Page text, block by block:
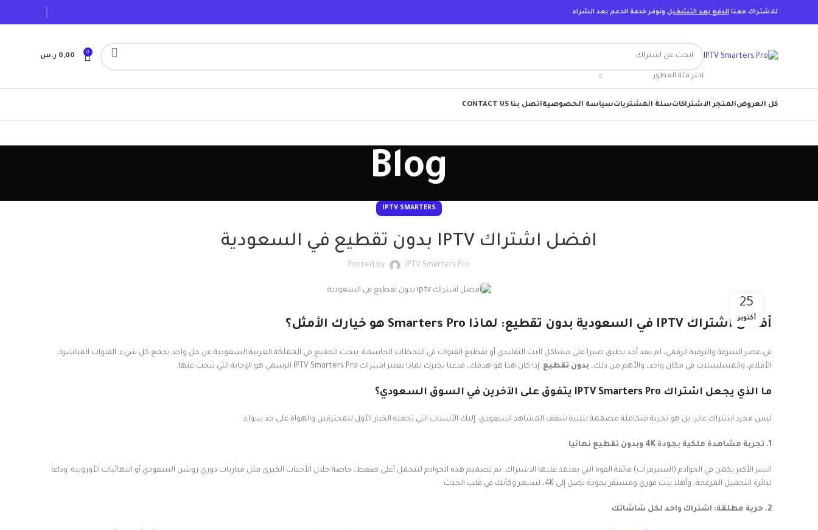
للاشتراك معنا الدفع بعد التشغيل ونوفر خدمة الدعم بعد الشراء
اختر فئة العطور
0
0,00 ر.س
كل العروضالمتجر الاشتراكاتسلة المشترياتسياسة الخصوصيةاتصل بنا CONTACT US
Blog
IPTV SMARTERS
افضل اشتراك IPTV بدون تقطيع في السعودية
Posted by IPTV Smarters Pro
25
أكتوبر
أفضل اشتراك IPTV في السعودية بدون تقطيع: لماذا Smarters Pro هو خيارك الأمثل؟
في عصر السرعة والترفيه الرقمي، لم يعد أحد يطيق صبرا على مشاكل البث التقليدي أو تقطيع القنوات في اللحظات الحاسمة. يبحث الجميع في المملكة العربية السعودية عن حل واحد يجمع كل شيء: القنوات المباشرة،
الأفلام، والمسلسلات في مكان واحد، والأهم من ذلك، بدون تقطيع. إذا كان هذا هو هدفك، فدعنا نخبرك لماذا يعتبر اشتراك IPTV Smarters Pro الرسمي هو الإجابة التي تبحث عنها.
ما الذي يجعل اشتراك IPTV Smarters Pro يتفوق على الآخرين في السوق السعودي؟
ليس مجرد اشتراك عابر، بل هو تجربة متكاملة مصممة لتلبية شغف المشاهد السعودي. إليك الأسباب التي تجعله الخيار الأول للمحترفين والهواة على حد سواء:
1. تجربة مشاهدة ملكية بجودة 4K وبدون تقطيع نهائيا
السر الأكبر يكمن في الخوادم (السيرفرات) فائقة القوة التي يعتمد عليها الاشتراك. تم تصميم هذه الخوادم لتتحمل أعلى ضغط، خاصة خلال الأحداث الكبرى مثل مباريات دوري روشن السعودي أو النهائيات الأوروبية. وداعا
لدائرة التحميل المزعجة، وأهلا ببث فوري ومستقر بجودة تصل إلى 4K، لتشعر وكأنك في قلب الحدث.
2. حرية مطلقة: اشتراك واحد لكل شاشاتك